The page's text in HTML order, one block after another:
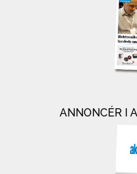
ANNONCÉR I